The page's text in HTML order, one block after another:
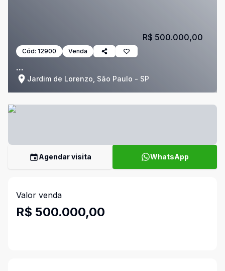
Cód: 12900 Venda
...
Jardim de Lorenzo, São Paulo - SP
R$ 500.000,00
Agendar visita WhatsApp
Valor venda
R$ 500.000,00